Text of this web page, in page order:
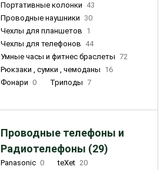
Портативные колонки 43
Проводные наушники 30
Чехлы для планшетов 1
Чехлы для телефонов 44
Умные часы и фитнес браслеты 72
Рюкзаки , сумки , чемоданы 16
Фонари 0 Триподы 7
Проводные телефоны и
Радиотелефоны (29)
Panasonic 0 teXet 20